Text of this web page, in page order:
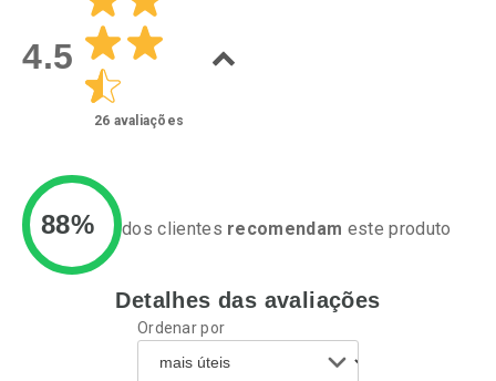
Laboratório
Ativar Desconto
Comprar sem Desconto
Por Menos
Comprar sem Desconto
Ativar Desconto
Comprar sem Desconto
4.5
26 avaliações
88% dos clientes recomendam este produto
Detalhes das avaliações
Ordenar por